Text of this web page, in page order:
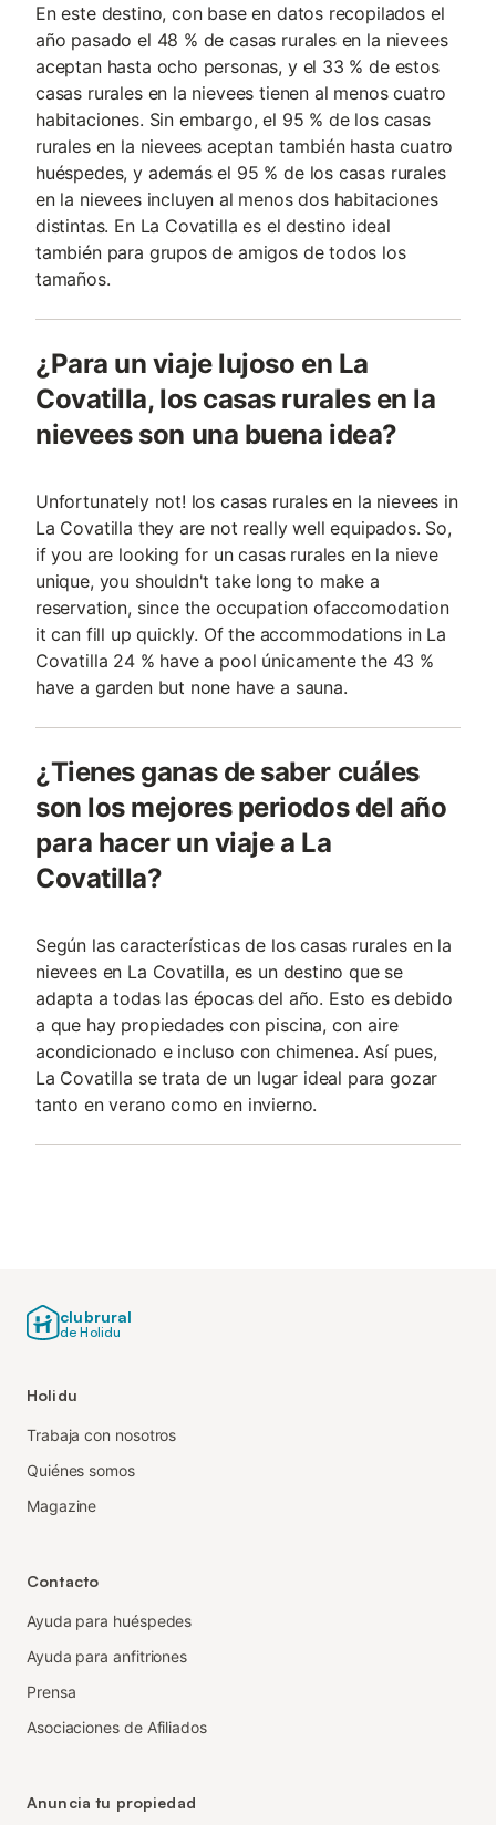
En este destino, con base en datos recopilados el
año pasado el 48 % de casas rurales en la nievees
aceptan hasta ocho personas, y el 33 % de estos
casas rurales en la nievees tienen al menos cuatro
habitaciones. Sin embargo, el 95 % de los casas
rurales en la nievees aceptan también hasta cuatro
huéspedes, y además el 95 % de los casas rurales
en la nievees incluyen al menos dos habitaciones
distintas. En La Covatilla es el destino ideal
también para grupos de amigos de todos los
tamaños.
¿Para un viaje lujoso en La
Covatilla, los casas rurales en la
nievees son una buena idea?
Unfortunately not! los casas rurales en la nievees in
La Covatilla they are not really well equipados. So,
if you are looking for un casas rurales en la nieve
unique, you shouldn't take long to make a
reservation, since the occupation ofaccomodation
it can fill up quickly. Of the accommodations in La
Covatilla 24 % have a pool únicamente the 43 %
have a garden but none have a sauna.
¿Tienes ganas de saber cuáles
son los mejores periodos del año
para hacer un viaje a La
Covatilla?
Según las características de los casas rurales en la
nievees en La Covatilla, es un destino que se
adapta a todas las épocas del año. Esto es debido
a que hay propiedades con piscina, con aire
acondicionado e incluso con chimenea. Así pues,
La Covatilla se trata de un lugar ideal para gozar
tanto en verano como en invierno.
clubrural
de Holidu
Holidu
Trabaja con nosotros
Quiénes somos
Magazine
Contacto
Ayuda para huéspedes
Ayuda para anfitriones
Prensa
Asociaciones de Afiliados
Anuncia tu propiedad